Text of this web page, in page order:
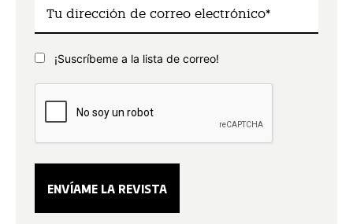
¡Suscríbeme a la lista de correo!